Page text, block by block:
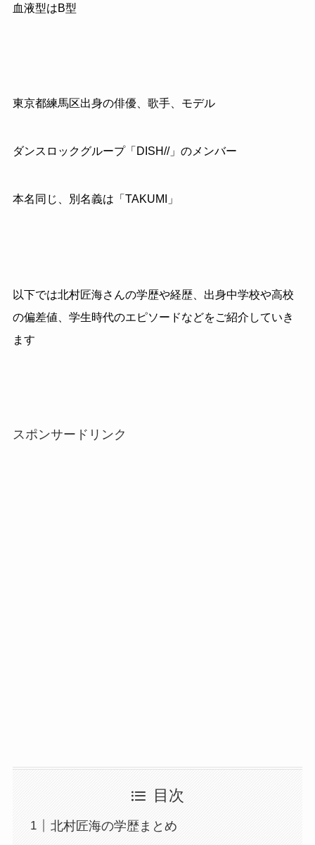
血液型はB型
東京都練馬区出身の俳優、歌手、モデル
ダンスロックグループ「DISH//」のメンバー
本名同じ、別名義は「TAKUMI」
以下では北村匠海さんの学歴や経歴、出身中学校や高校
の偏差値、学生時代のエピソードなどをご紹介していき
ます
スポンサードリンク
目次
北村匠海の学歴まとめ